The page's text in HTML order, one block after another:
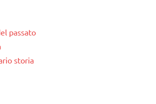
passato
storia